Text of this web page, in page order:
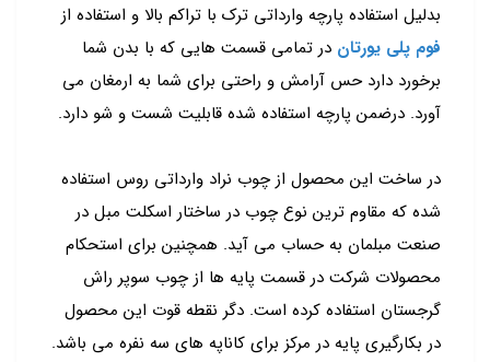
بدلیل استفاده پارچه وارداتی ترک با تراکم بالا و استفاده از
فوم پلی یورتان در تمامی قسمت هایی که با بدن شما
برخورد دارد حس آرامش و راحتی برای شما به ارمغان می
آورد. درضمن پارچه استفاده شده قابلیت شست و شو دارد.
در ساخت این محصول از چوب نراد وارداتی روس استفاده
شده که مقاوم ترین نوع چوب در ساختار اسکلت مبل در
صنعت مبلمان به حساب می آید. همچنین برای استحکام
محصولات شرکت در قسمت پایه ها از چوب سوپر راش
گرجستان استفاده کرده است. دگر نقطه قوت این محصول
در بکارگیری پایه در مرکز برای کاناپه های سه نفره می باشد.